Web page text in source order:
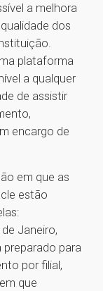
a melhora
dos
plataforma
a qualquer
de assistir
encargo de
em que as
estão
Janeiro,
preparado para
por filial,
que